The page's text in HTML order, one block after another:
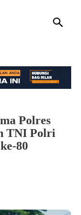
Polres
TNI Polri
80